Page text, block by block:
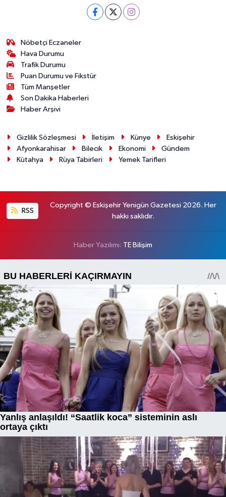
Nöbetçi Eczaneler
Hava Durumu
Trafik Durumu
Puan Durumu ve Fikstür
Tüm Manşetler
Son Dakika Haberleri
Haber Arşivi
Gizlilik Sözleşmesi İletişim Künye
Eskişehir
Afyonkarahisar
Bilecik Ekonomi
Gündem
Kütahya
Rüya Tabirleri Yemek Tarifleri
RSS
Copyright © Eskişehir Yenigün Gazetesi 2026. Her
hakkı saklıdır.
Haber Yazılımı: TE Bilişim